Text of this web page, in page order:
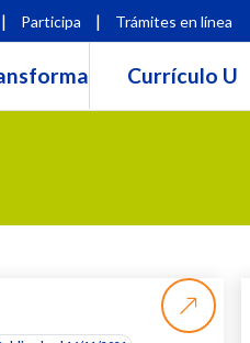
| Participa | Trámites en línea
Currículo U